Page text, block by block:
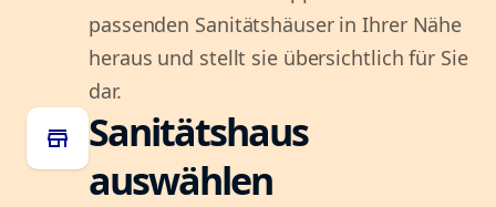
passenden Sanitätshäuser in Ihrer Nähe
heraus und stellt sie übersichtlich für Sie
dar.
store
Sanitätshaus
auswählen